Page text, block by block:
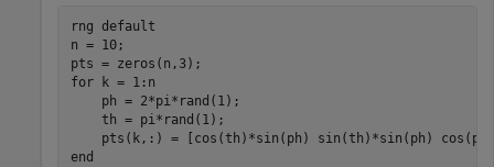
rng default
n = 10;
for k = 1:n
    ph = 2*pi*rand(1);
    th = pi*rand(1);
end